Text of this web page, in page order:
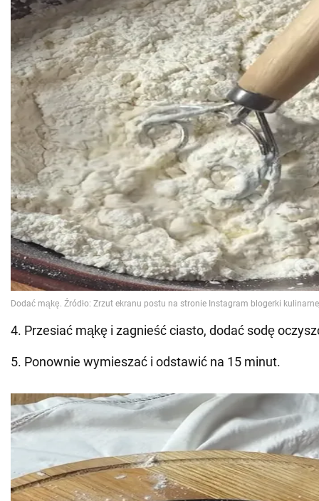
4. Przesiać mąkę i zagnieść ciasto, dodać sodę
5. Ponownie wymieszać i odstawić na 15 minut.